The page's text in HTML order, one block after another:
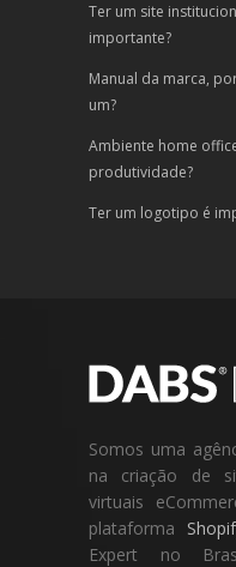
Ter um site
importante?
Manual da marca,
um?
Ambiente home
produtividade?
Ter um logotipo é
Somos uma
na criação de
virtuais
plataforma
Expert no